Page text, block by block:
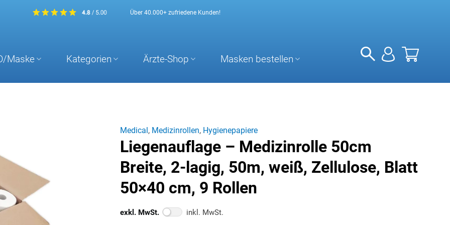
Über 40.000+ zufriedene Kunden!
Maske Kategorien Ärzte-Shop Masken bestellen
Medical, Medizinrollen, Hygienepapiere
Liegenauflage – Medizinrolle 50cm
Breite, 2-lagig, 50m, weiß, Zellulose, Blatt
50×40 cm, 9 Rollen
exkl. MwSt. inkl. MwSt.